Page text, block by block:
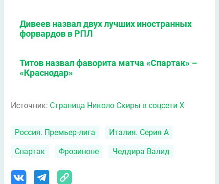
Дивеев назвал двух лучших иностранных
форвардов в РПЛ
Титов назвал фаворита матча «Спартак» –
«Краснодар»
Источник: Страница Николо Скиры в соцсети X
Россия. Премьер-лига Италия. Серия А
Спартак Фрозиноне Чеддира Валид